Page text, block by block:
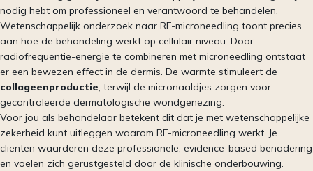
nodig hebt om professioneel en verantwoord te behandelen.
Wetenschappelijk onderzoek naar RF-microneedling toont precies
aan hoe de behandeling werkt op cellulair niveau. Door
radiofrequentie-energie te combineren met microneedling ontstaat
er een bewezen effect in de dermis. De warmte stimuleert de
collageenproductie , terwijl de micronaaldjes zorgen voor
gecontroleerde dermatologische wondgenezing.
Voor jou als behandelaar betekent dit dat je met wetenschappelijke
zekerheid kunt uitleggen waarom RF-microneedling werkt. Je
cliënten waarderen deze professionele, evidence-based benadering
en voelen zich gerustgesteld door de klinische onderbouwing.